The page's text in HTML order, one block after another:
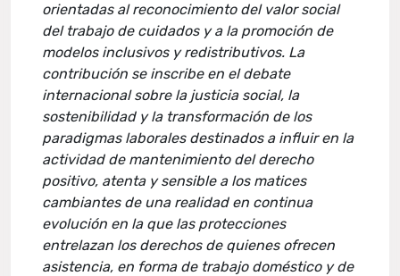
orientadas al reconocimiento del valor social
del trabajo de cuidados y a la promoción de
modelos inclusivos y redistributivos. La
contribución se inscribe en el debate
internacional sobre la justicia social, la
sostenibilidad y la transformación de los
paradigmas laborales destinados a influir en la
actividad de mantenimiento del derecho
positivo, atenta y sensible a los matices
cambiantes de una realidad en continua
evolución en la que las protecciones
entrelazan los derechos de quienes ofrecen
asistencia, en forma de trabajo doméstico y de